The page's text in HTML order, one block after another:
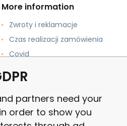
More information
Zwroty i reklamacje
Czas realizacji zamówienia
Covid
partners need your
order to show you